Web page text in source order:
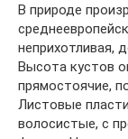
В природе
неприхотливая,
Высота кустов
прямостоячие,
Листовые
волосистые, с